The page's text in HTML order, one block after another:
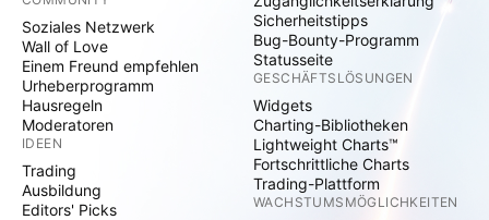
Soziales Netzwerk
Wall of Love
Einem Freund empfehlen
Urheberprogramm
Hausregeln
Moderatoren
IDEEN
Trading
Ausbildung
Editors' Picks
Sicherheitstipps
Bug-Bounty-Programm
Statusseite
GESCHÄFTSLÖSUNGEN
Widgets
Charting-Bibliotheken
Lightweight Charts™
Fortschrittliche Charts
Trading-Plattform
WACHSTUMSMÖGLICHKEITEN